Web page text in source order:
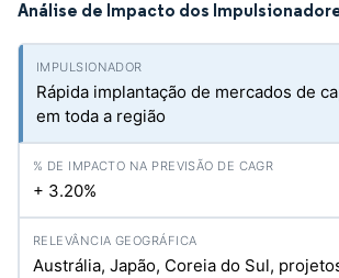
Análise de Impacto dos
Rápida implantação de mercados de
em toda a região
+ 3.20%
Austrália, Japão, Coreia do Sul,